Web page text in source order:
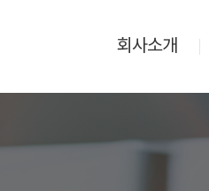
회사소개